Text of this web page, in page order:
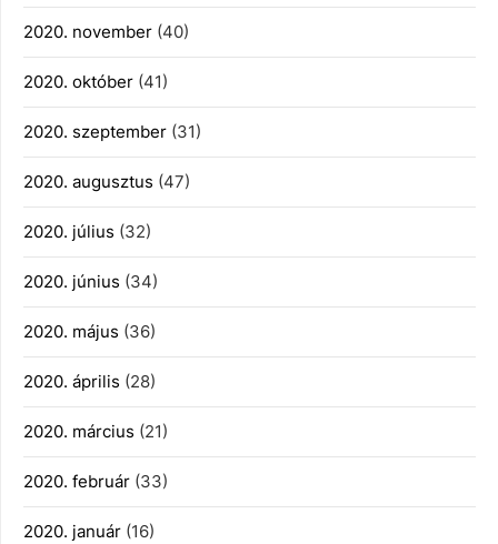
2020. november (40)
2020. október (41)
2020. szeptember (31)
2020. augusztus (47)
2020. július (32)
2020. június (34)
2020. május (36)
2020. április (28)
2020. március (21)
2020. február (33)
2020. január (16)